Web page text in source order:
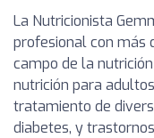
La Nutricionista
profesional con más
campo de la
nutrición para
tratamiento de
diabetes, y